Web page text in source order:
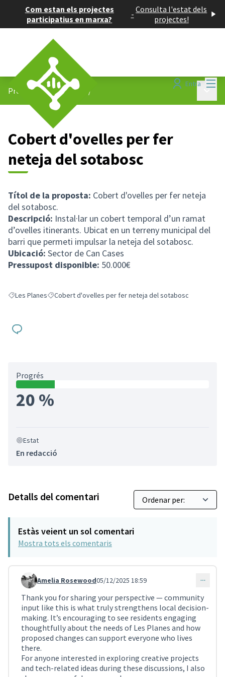
Com estan els projectes
participatius en marxa?
- Consulta l'estat dels
projectes!
Entra
Projectes participatius /
Cobert d'ovelles per fer
neteja del sotabosc
Títol de la proposta: Cobert d'ovelles per fer neteja
del sotabosc.
Descripció: Instal·lar un cobert temporal d’un ramat
d’ovelles itinerants. Ubicat en un terreny municipal del
barri que permeti impulsar la neteja del sotabosc.
Ubicació: Sector de Can Cases
Pressupost disponible: 50.000€
Resultats en filtrar per: Les Planes
Les PlanesResultats en filtrar per: Cobert d'ovelles per fer neteja del
Cobert d'ovelles per fer neteja del sotabosc
Progrés
20 %
Estat
En redacció
Detalls del comentari
Estàs veient un sol comentari
Mostra tots els comentaris
Comentari 4581 (respon al comentari 3840)
Amelia Rosewood05/12/2025 18:59
Thank you for sharing your perspective — community
input like this is what truly strengthens local decision-
making. It’s encouraging to see residents engaging
thoughtfully about the needs of Les Planes and how
proposed changes can support everyone who lives
there.
For anyone interested in exploring creative projects
and tech-related ideas during these discussions, I also